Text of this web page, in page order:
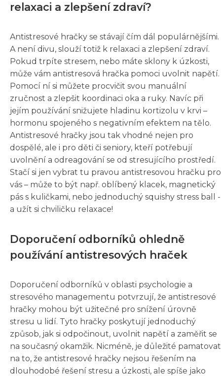
relaxaci a zlepšení zdraví?
Antistresové hračky se stávají čím dál populárnějšími.
A není divu, slouží totiž k relaxaci a zlepšení zdraví.
Pokud trpíte stresem, nebo máte sklony k úzkosti,
může vám antistresová hračka pomoci uvolnit napětí.
Pomocí ní si můžete procvičit svou manuální
zručnost a zlepšit koordinaci oka a ruky. Navíc při
jejím používání snižujete hladinu kortizolu v krvi –
hormonu spojeného s negativním efektem na tělo.
Antistresové hračky jsou tak vhodné nejen pro
dospělé, ale i pro děti či seniory, kteří potřebují
uvolnění a odreagování se od stresujícího prostředí.
Stačí si jen vybrat tu pravou antistresovou hračku pro
vás – může to být např. oblíbený klacek, magnetický
pás s kuličkami, nebo jednoduchý squishy stress ball -
a užít si chviličku relaxace!
Doporučení odborníků ohledně
používání antistresových hraček
Doporučení odborníků v oblasti psychologie a
stresového managementu potvrzují, že antistresové
hračky mohou být užitečné pro snížení úrovně
stresu u lidí. Tyto hračky poskytují jednoduchý
způsob, jak si odpočinout, uvolnit napětí a zaměřit se
na současný okamžik. Nicméně, je důležité pamatovat
na to, že antistresové hračky nejsou řešením na
dlouhodobé řešení stresu a úzkosti, ale spíše jako